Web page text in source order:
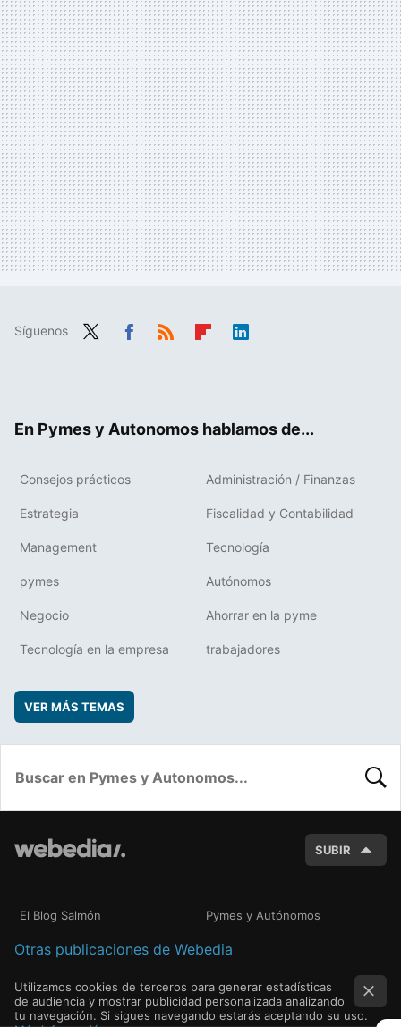
Síguenos
En Pymes y Autonomos hablamos de...
Consejos prácticos Administración / Finanzas
Estrategia Fiscalidad y Contabilidad
Management Tecnología
pymes Autónomos
Negocio Ahorrar en la pyme
Tecnología en la empresa trabajadores
VER MÁS TEMAS
SUBIR
El Blog Salmón Pymes y Autónomos
Otras publicaciones de Webedia
Utilizamos cookies de terceros para generar estadísticas
de audiencia y mostrar publicidad personalizada analizando
tu navegación. Si sigues navegando estarás aceptando su uso.